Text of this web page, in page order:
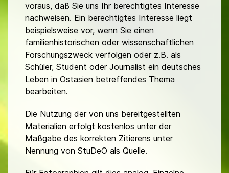
voraus, daß Sie uns Ihr berechtigtes Interesse
nachweisen. Ein berechtigtes Interesse liegt
beispielsweise vor, wenn Sie einen
familienhistorischen oder wissenschaftlichen
Forschungszweck verfolgen oder z.B. als
Schüler, Student oder Journalist ein deutsches
Leben in Ostasien betreffendes Thema
bearbeiten.
Die Nutzung der von uns bereitgestellten
Materialien erfolgt kostenlos unter der
Maßgabe des korrekten Zitierens unter
Nennung von StuDeO als Quelle.